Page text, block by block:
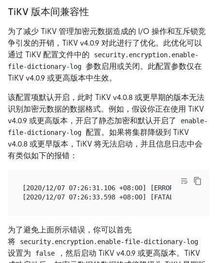
TiKV 版本间兼容性
为了减少 TiKV 管理加密元数据造成的 I/O 操作和互斥锁竞
争引发的开销，TiKV v4.0.9 对此进行了优化。此优化可以
通过 TiKV 配置文件中的
security.encryption.enable-
file-dictionary-log 参数启用或关闭。此配置参数仅在
TiKV v4.0.9 或更高版本中生效。
该配置项默认开启，此时 TiKV v4.0.8 或更早期的版本无法
识别加密元数据的数据格式。例如，假设你正在使用 TiKV
v4.0.9 或更高版本，开启了静态加密和默认开启了
enable-
file-dictionary-log 配置。如果将集群降级到 TiKV
v4.0.8 或更早版本，TiKV 将无法启动，并且信息日志中会
有类似如下的报错：
[2020/12/07 07:26:31.106 +08:00] [ERROR]
为了避免上面所示错误，你可以首先
将
security.encryption.enable-file-dictionary-log
设置为 false
，然后启动 TiKV v4.0.9 或更高版本。TiKV